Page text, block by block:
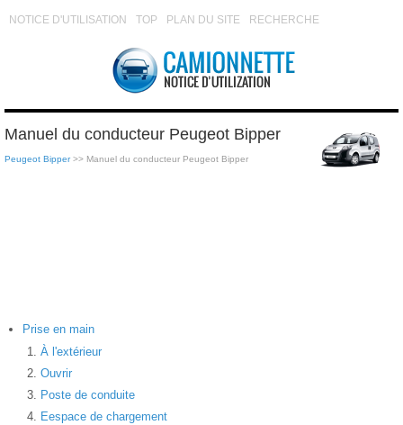
NOTICE D'UTILISATION TOP PLAN DU SITE RECHERCHE
Manuel du conducteur Peugeot Bipper
Peugeot Bipper>> Manuel du conducteur Peugeot Bipper
Prise en main
À l'extérieur
Ouvrir
Poste de conduite
Eespace de chargement